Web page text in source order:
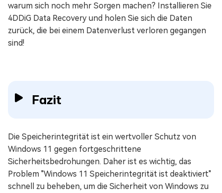
warum sich noch mehr Sorgen machen? Installieren Sie
4DDiG Data Recovery und holen Sie sich die Daten
zurück, die bei einem Datenverlust verloren gegangen
sind!
Fazit
Die Speicherintegrität ist ein wertvoller Schutz von
Windows 11 gegen fortgeschrittene
Sicherheitsbedrohungen. Daher ist es wichtig, das
Problem "Windows 11 Speicherintegrität ist deaktiviert"
schnell zu beheben, um die Sicherheit von Windows zu